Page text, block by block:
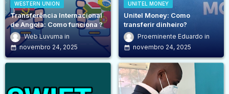
WESTERN UNION
Transferência Internacional
de Angola: Como funciona ?
Web Luvuma
novembro 24, 2025
UNITEL MONEY
Unitel Money: Como
transferir dinheiro?
Proeminente Eduardo
novembro 24, 2025